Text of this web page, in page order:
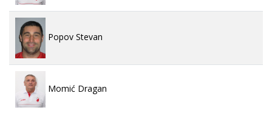
Popov Stevan
Momić Dragan